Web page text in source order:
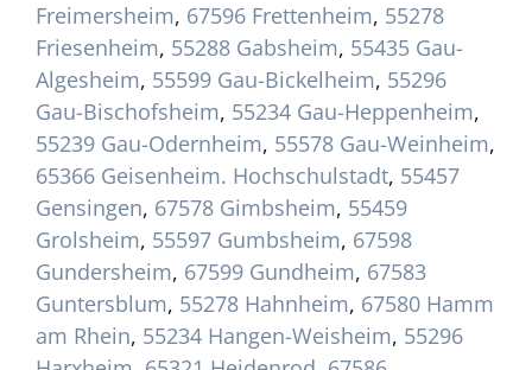
Freimersheim, 67596 Frettenheim, 55278
Friesenheim, 55288 Gabsheim, 55435 Gau-
Algesheim, 55599 Gau-Bickelheim, 55296
Gau-Bischofsheim, 55234 Gau-Heppenheim,
55239 Gau-Odernheim, 55578 Gau-Weinheim,
65366 Geisenheim. Hochschulstadt, 55457
Gensingen, 67578 Gimbsheim, 55459
Grolsheim, 55597 Gumbsheim, 67598
Gundersheim, 67599 Gundheim, 67583
Guntersblum, 55278 Hahnheim, 67580 Hamm
am Rhein, 55234 Hangen-Weisheim, 55296